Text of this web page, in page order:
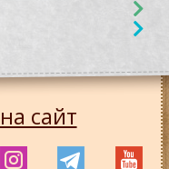
сайт